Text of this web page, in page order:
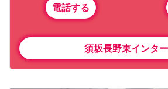
電話する
須坂長野東インタ